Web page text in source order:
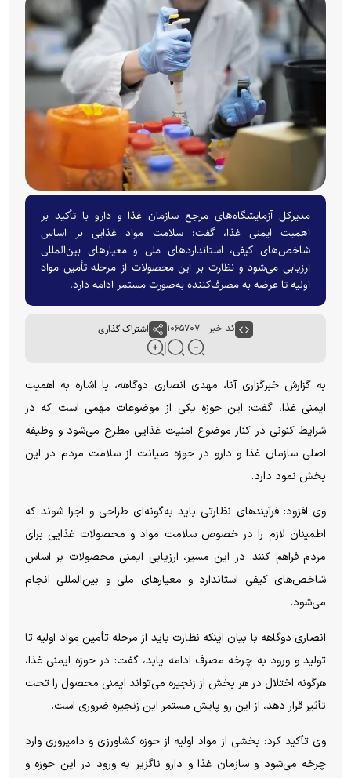
مدیرکل آزمایشگاه‌های مرجع سازمان غذا و دارو با تأکید بر
اهمیت ایمنی غذا، گفت: سلامت مواد غذایی بر اساس
شاخص‌های کیفی، استانداردهای ملی و معیارهای بین‌المللی
ارزیابی می‌شود و نظارت بر این محصولات از مرحله تأمین مواد
اولیه تا عرضه به مصرف‌کننده به‌صورت مستمر ادامه دارد.
کد خبر : ۱۰۶۵۷۰۷ اشتراک گذاری
به گزارش خبرگزاری آنا، مهدی انصاری دوگاهه، با اشاره به اهمیت
ایمنی غذا، گفت: این حوزه یکی از موضوعات مهمی است که در
شرایط کنونی در کنار موضوع امنیت غذایی مطرح می‌شود و وظیفه
اصلی سازمان غذا و دارو در حوزه صیانت از سلامت مردم در این
بخش نمود دارد.
وی افزود: فرآیند‌های نظارتی باید به‌گونه‌ای طراحی و اجرا شوند که
اطمینان لازم را در خصوص سلامت مواد و محصولات غذایی برای
مردم فراهم کنند. در این مسیر، ارزیابی ایمنی محصولات بر اساس
شاخص‌های کیفی استاندارد و معیار‌های ملی و بین‌المللی انجام
می‌شود.
انصاری دوگاهه با بیان اینکه نظارت باید از مرحله تأمین مواد اولیه تا
تولید و ورود به چرخه مصرف ادامه یابد، گفت: در حوزه ایمنی غذا،
هرگونه اختلال در هر بخش از زنجیره می‌تواند ایمنی محصول را تحت
تأثیر قرار دهد، از این رو پایش مستمر این زنجیره ضروری است.
وی تأکید کرد: بخشی از مواد اولیه از حوزه کشاورزی و دامپروری وارد
چرخه می‌شود و سازمان غذا و دارو ناگزیر به ورود در این حوزه و